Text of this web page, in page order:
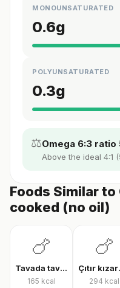
MONOUNSATURATED
0.6g
POLYUNSATURATED
0.3g
⚖️Omega 6:3 ratio
Above the ideal 4:1
Foods Similar
cooked (no oil)
🍗
Tavada tavuk göğsü
165 kcal
🍗
294 kcal